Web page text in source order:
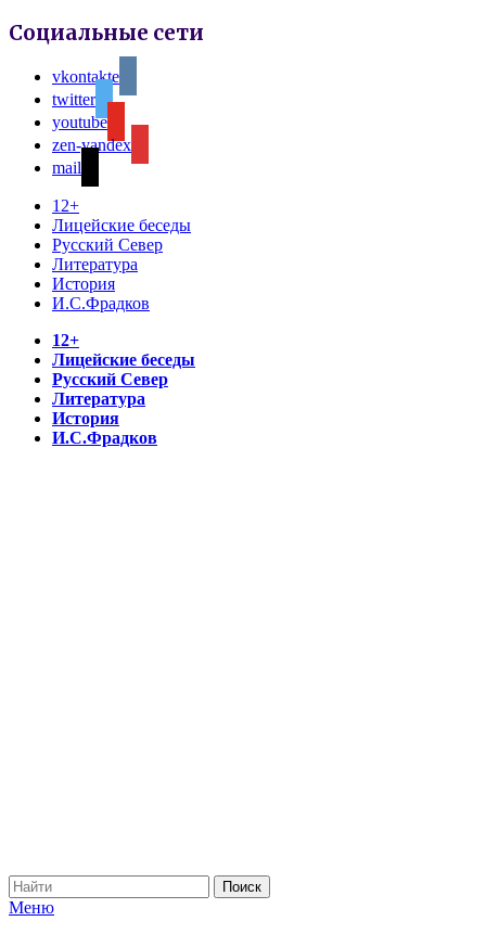
Социальные сети
vkontakte
twitter
youtube
zen-yandex
mail
12+
Лицейские беседы
Русский Север
Литература
История
И.С.Фрадков
12+
Лицейские беседы
Русский Север
Литература
История
И.С.Фрадков
Меню